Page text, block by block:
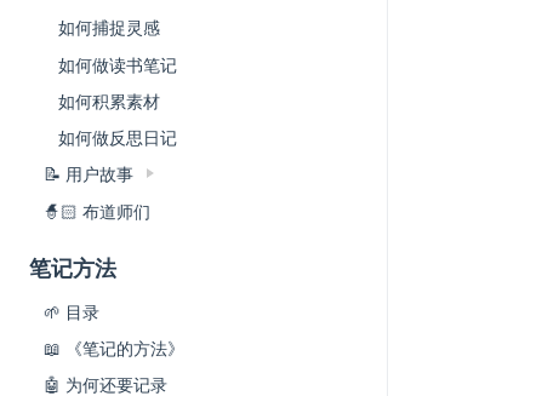
如何捕捉灵感
如何做读书笔记
如何积累素材
如何做反思日记
📝 用户故事
🧙🏻 布道师们
笔记方法
🌱 目录
📖 《笔记的方法》
🤖 为何还要记录